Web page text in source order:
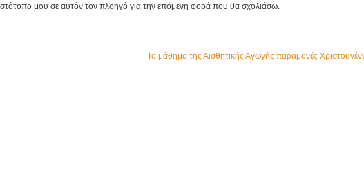
μου σε αυτόν τον πλοηγό για την επόμενη φορά που θα σχολιάσω.
Το μάθημα της Αισθητικής Αγωγής παραμονές